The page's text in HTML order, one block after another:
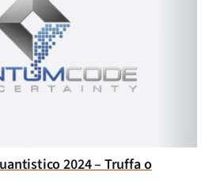
2024 – Truffa o